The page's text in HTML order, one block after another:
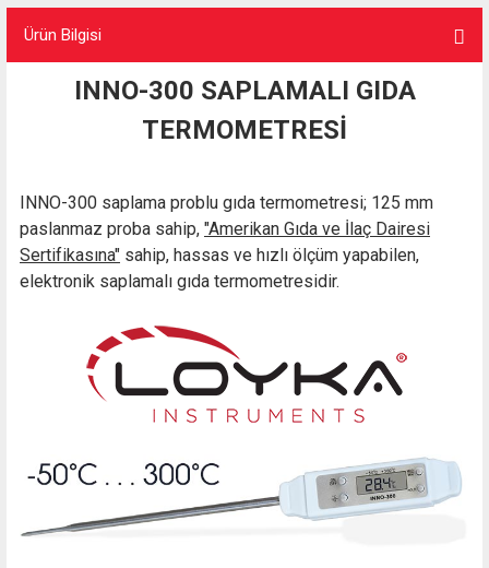
Ürün Bilgisi
INNO-300 SAPLAMALI GIDA
TERMOMETRESİ
INNO-300 saplama problu gıda termometresi; 125 mm
paslanmaz proba sahip, "Amerikan Gıda ve İlaç Dairesi
Sertifikasına" sahip, hassas ve hızlı ölçüm yapabilen,
elektronik saplamalı gıda termometresidir.